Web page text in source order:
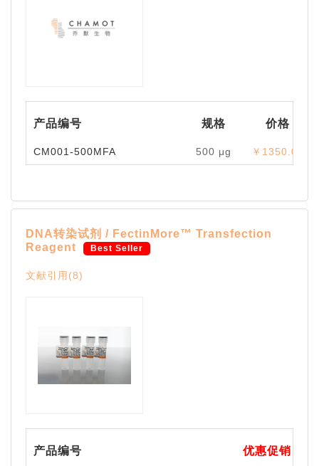
产品编号 规格 价格
CM001-500MFA 500 μg ￥1350.00
DNA转染试剂 / FectinMore™ Transfection
Reagent
Best Seller
文献引用(8)
产品编号 优惠促销